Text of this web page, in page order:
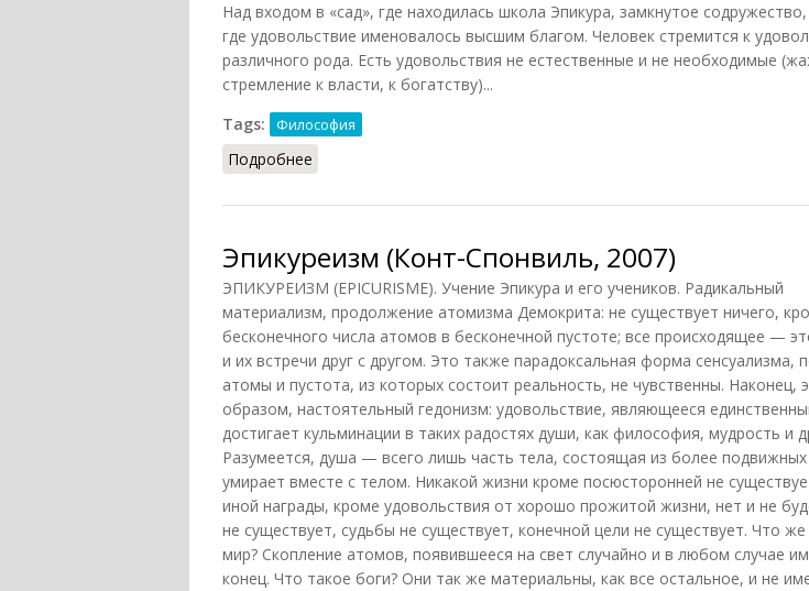
Над входом в «сад», где находилась школа Эпикура, замкнутое
где удовольствие именовалось высшим благом. Человек стремится к
различного рода. Есть удовольствия не естественные и не необходимые
стремление к власти, к богатству)...
Tags:
Философия
Подробнее
Эпикуреизм (Конт-Спонвиль, 2007)
ЭПИКУРЕИЗМ (EPICURISME). Учение Эпикура и его учеников.
материализм, продолжение атомизма Демокрита: не существует ничего,
бесконечного числа атомов в бесконечной пустоте; все происходящее —
и их встречи друг с другом. Это также парадоксальная форма сенсуализма,
атомы и пустота, из которых состоит реальность, не чувственны. Наконец,
образом, настоятельный гедонизм: удовольствие, являющееся
достигает кульминации в таких радостях души, как философия, мудрость и
Разумеется, душа — всего лишь часть тела, состоящая из более
умирает вместе с телом. Никакой жизни кроме посюсторонней не
иной награды, кроме удовольствия от хорошо прожитой жизни, нет и не
не существует, судьбы не существует, конечной цели не существует. Что
мир? Скопление атомов, появившееся на свет случайно и в любом случае
конец. Что такое боги? Они так же материальны, как все остальное, и не